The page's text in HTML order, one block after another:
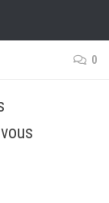
0